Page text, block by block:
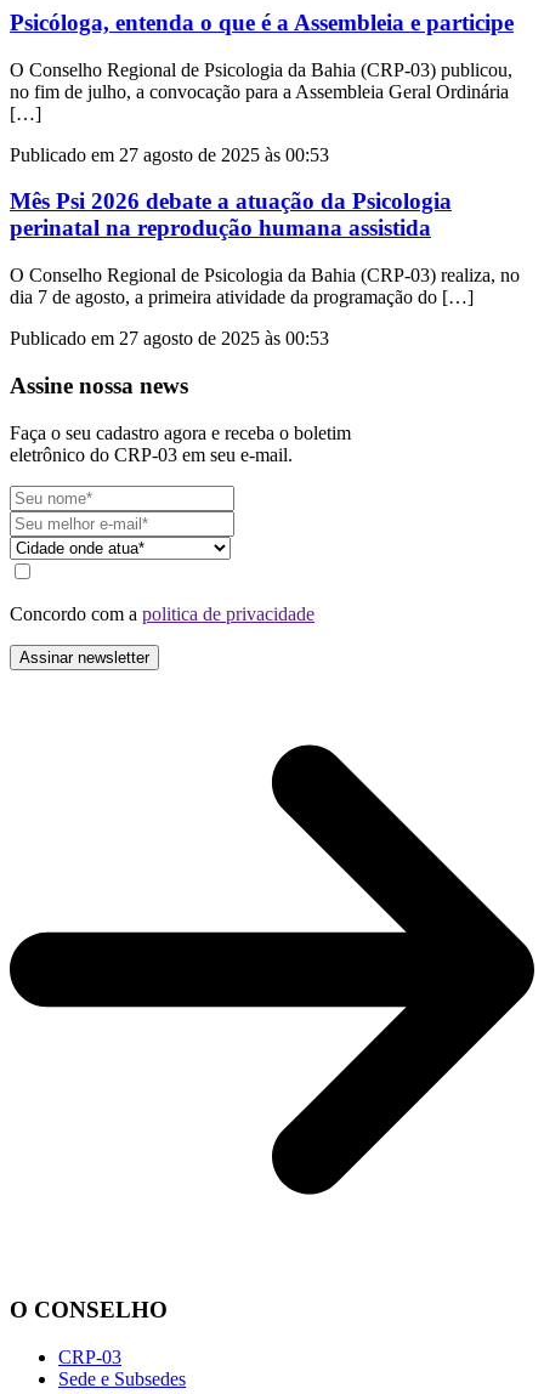
Psicóloga, entenda o que é a Assembleia e participe
O Conselho Regional de Psicologia da Bahia (CRP-03) publicou,
no fim de julho, a convocação para a Assembleia Geral Ordinária
[…]
Publicado em 27 agosto de 2025 às 00:53
Mês Psi 2026 debate a atuação da Psicologia
perinatal na reprodução humana assistida
O Conselho Regional de Psicologia da Bahia (CRP-03) realiza, no
dia 7 de agosto, a primeira atividade da programação do […]
Publicado em 27 agosto de 2025 às 00:53
Assine nossa news
Faça o seu cadastro agora e receba o boletim
eletrônico do CRP-03 em seu e-mail.
Concordo com a politica de privacidade
O CONSELHO
CRP-03
Sede e Subsedes